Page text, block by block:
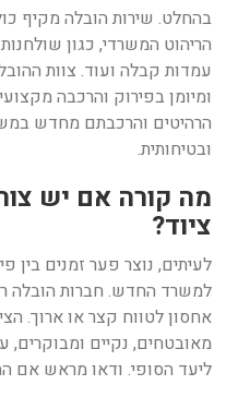
בהחלט. שירות הובלה מקיף
הריהוט המשרדי, כגון
עמדות קבלה ועוד. צוות
ומיומן בפירוק והרכבה
הרהיטים והרכבתם מחדש
ובטיחותית.
מה קורה אם יש
ציוד?
לעיתים, נוצר פער זמנים בין
למשרד החדש. חברות הובלה
אחסון לטווח קצר או ארוך.
מאובטחים, נקיים ומבוקרים,
ליעד הסופי. ודאו מראש אם